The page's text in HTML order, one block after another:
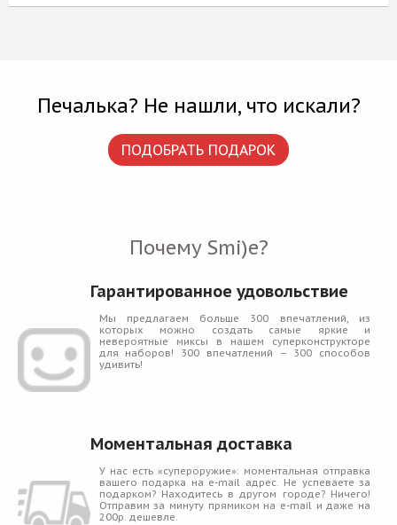
Печалька? Не нашли, что искали?
ПОДОБРАТЬ ПОДАРОК
Почему Smi)e?
Гарантированное удовольствие
Мы предлагаем больше 300 впечатлений, из
которых можно создать самые яркие и
невероятные миксы в нашем суперконструкторе
для наборов! 300 впечатлений – 300 способов
удивить!
Моментальная доставка
У нас есть «супероружие»: моментальная отправка
вашего подарка на e-mail адрес. Не успеваете за
подарком? Находитесь в другом городе? Ничего!
Отправим за минуту прямиком на e-mail и даже на
200р. дешевле.